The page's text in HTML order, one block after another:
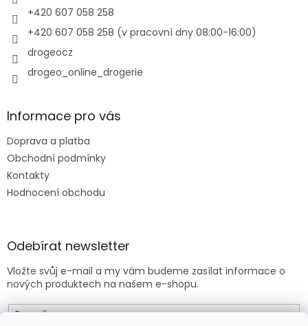
+420 607 058 258
+420 607 058 258 (v pracovní dny 08:00-16:00)
drogeocz
drogeo_online_drogerie
Informace pro vás
Doprava a platba
Obchodní podmínky
Kontakty
Hodnocení obchodu
Odebírat newsletter
Vložte svůj e-mail a my vám budeme zasílat informace o
nových produktech na našem e-shopu.
E-mail